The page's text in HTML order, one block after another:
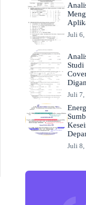
Juli 6,
Studi
Juli 7,
Juli 8,